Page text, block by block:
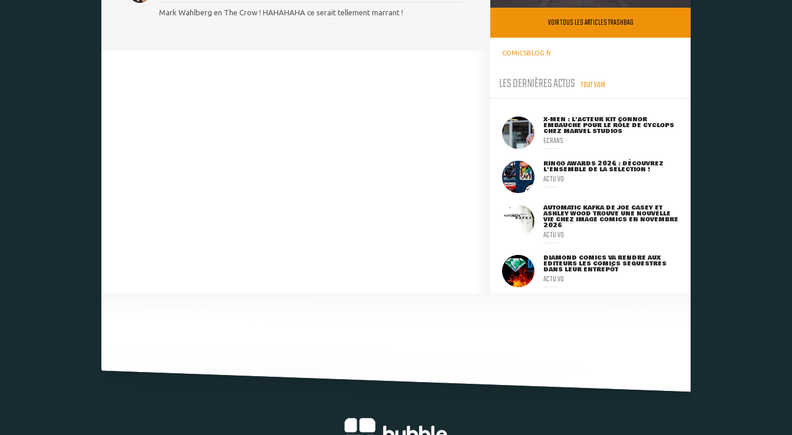
Mark Wahlberg en The Crow ! HAHAHAHA ce serait tellement marrant !
VOIR TOUS LES ARTICLES TRASHBAG
COMICSBLOG.fr
LES DERNIÈRES ACTUS TOUT VOIR
X-MEN : L'ACTEUR KIT CONNOR
EMBAUCHÉ POUR LE RÔLE DE CYCLOPS
CHEZ MARVEL STUDIOS
ECRANS
RINGO AWARDS 2026 : DÉCOUVREZ
L'ENSEMBLE DE LA SÉLECTION !
ACTU VO
AUTOMATIC KAFKA DE JOE CASEY ET
ASHLEY WOOD TROUVE UNE NOUVELLE
VIE CHEZ IMAGE COMICS EN NOVEMBRE
2026
ACTU VO
DIAMOND COMICS VA RENDRE AUX
ÉDITEURS LES COMICS SÉQUESTRÉS
DANS LEUR ENTREPÔT
ACTU VO